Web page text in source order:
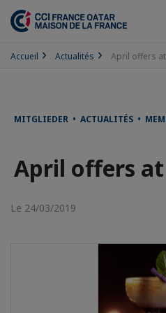
Accueil Actualités April offers
MITGLIEDER • ACTUALITÉS •
April offers
Le 24/03/2019